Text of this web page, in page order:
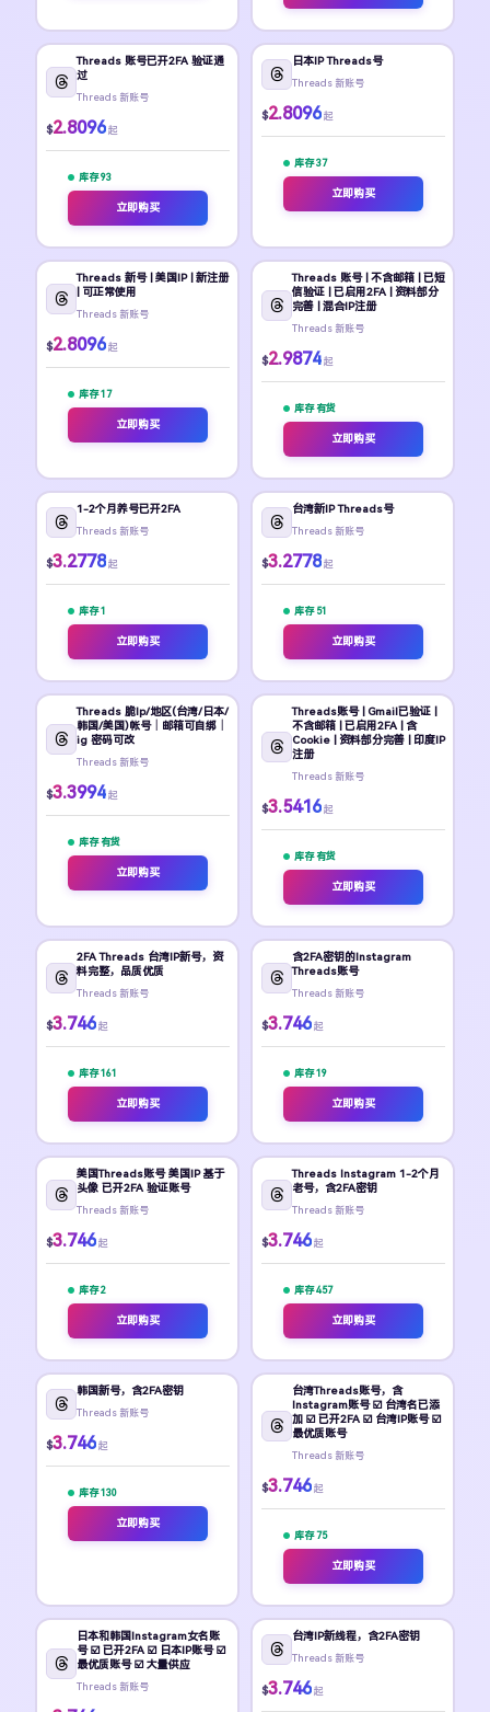
Threads 账号已开2FA 验证通
过
Threads 新账号
$2.8096 起
库存 93
立即购买
日本IP Threads号
Threads 新账号
$2.8096 起
库存 37
立即购买
Threads 新号 | 美国IP | 新注册
| 可正常使用
Threads 新账号
$2.8096 起
库存 17
立即购买
Threads 账号 | 不含邮箱 | 已短
信验证 | 已启用2FA | 资料部分
完善 | 混合IP注册
Threads 新账号
$2.9874 起
库存 有货
立即购买
1-2个月养号已开2FA
Threads 新账号
$3.2778 起
库存 1
立即购买
台湾新IP Threads号
Threads 新账号
$3.2778 起
库存 51
立即购买
Threads 脆Ip/地区(台湾/日本/
韩国/美国)帐号｜邮箱可自绑｜
ig 密码可改
Threads 新账号
$3.3994 起
库存 有货
立即购买
Threads账号 | Gmail已验证 |
不含邮箱 | 已启用2FA | 含
Cookie | 资料部分完善 | 印度IP
注册
Threads 新账号
$3.5416 起
库存 有货
立即购买
2FA Threads 台湾IP新号，资
料完整，品质优质
Threads 新账号
$3.746 起
库存 161
立即购买
含2FA密钥的Instagram
Threads账号
Threads 新账号
$3.746 起
库存 19
立即购买
美国Threads账号 美国IP 基于
头像 已开2FA 验证账号
Threads 新账号
$3.746 起
库存 2
立即购买
Threads Instagram 1-2个月
老号，含2FA密钥
Threads 新账号
$3.746 起
库存 457
立即购买
韩国新号，含2FA密钥
Threads 新账号
$3.746 起
库存 130
立即购买
台湾Threads账号，含
Instagram账号 ☑️ 台湾名已添
加 ☑️ 已开2FA ☑️ 台湾IP账号 ☑️
最优质账号
Threads 新账号
$3.746 起
库存 75
立即购买
日本和韩国Instagram女名账
号 ☑️ 已开2FA ☑️ 日本IP账号 ☑️
最优质账号 ☑️ 大量供应
Threads 新账号
台湾IP新线程，含2FA密钥
Threads 新账号
$3.746 起